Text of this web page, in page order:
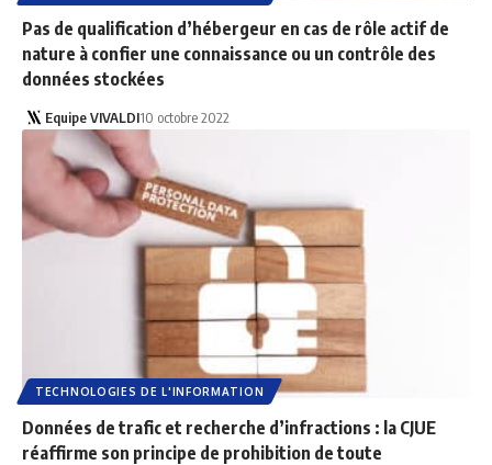
Pas de qualification d’hébergeur en cas de rôle actif de
nature à confier une connaissance ou un contrôle des
données stockées
Equipe VIVALDI10 octobre 2022
TECHNOLOGIES DE L'INFORMATION
Données de trafic et recherche d’infractions : la CJUE
réaffirme son principe de prohibition de toute